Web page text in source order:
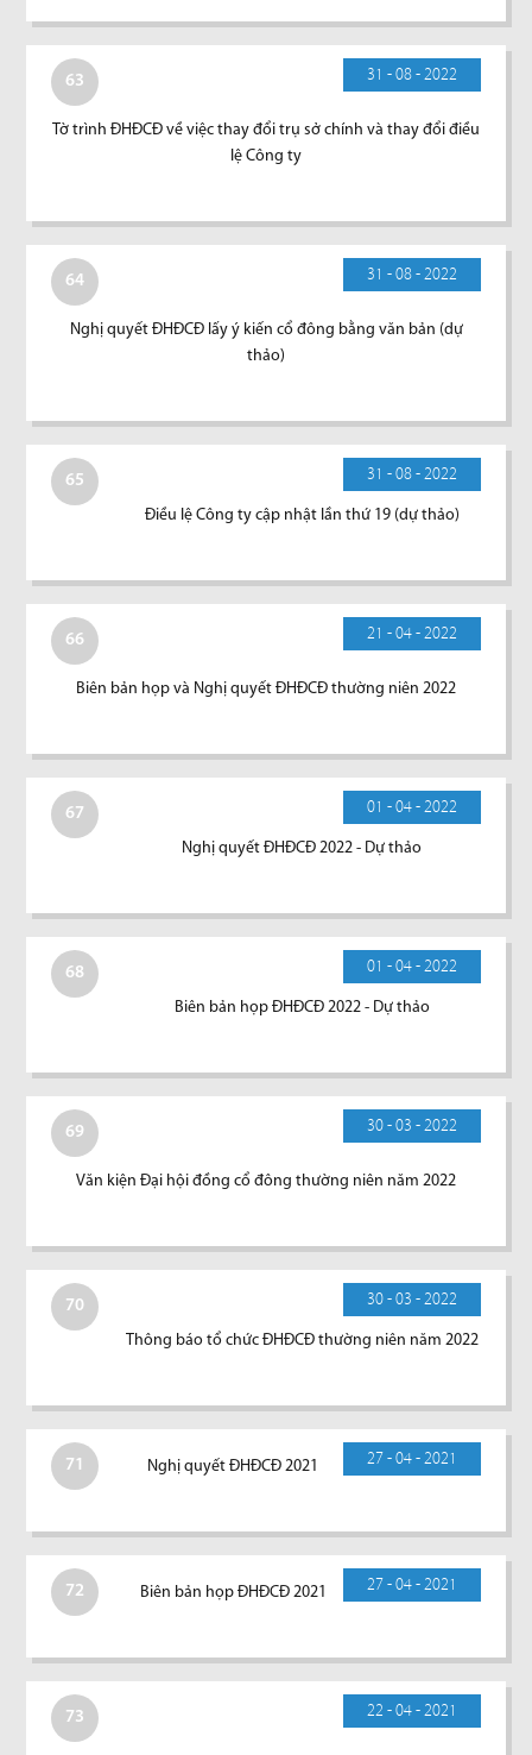
63 31 - 08 - 2022
Tờ trình ĐHĐCĐ về việc thay đổi trụ sở chính và thay đổi điều
lệ Công ty
64 31 - 08 - 2022
Nghị quyết ĐHĐCĐ lấy ý kiến cổ đông bằng văn bản (dự
thảo)
65 31 - 08 - 2022
Điều lệ Công ty cập nhật lần thứ 19 (dự thảo)
66 21 - 04 - 2022
Biên bản họp và Nghị quyết ĐHĐCĐ thường niên 2022
67 01 - 04 - 2022
Nghị quyết ĐHĐCĐ 2022 - Dự thảo
68 01 - 04 - 2022
Biên bản họp ĐHĐCĐ 2022 - Dự thảo
69 30 - 03 - 2022
Văn kiện Đại hội đồng cổ đông thường niên năm 2022
70 30 - 03 - 2022
Thông báo tổ chức ĐHĐCĐ thường niên năm 2022
71 27 - 04 - 2021
Nghị quyết ĐHĐCĐ 2021
72 27 - 04 - 2021
Biên bản họp ĐHĐCĐ 2021
73 22 - 04 - 2021